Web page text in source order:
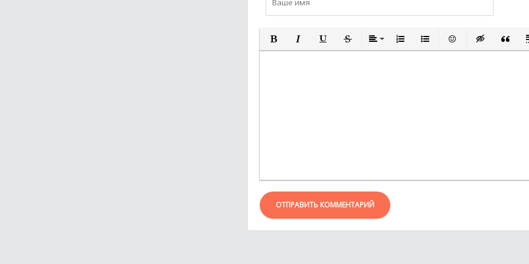
ПОЛУЖИРНЫЙ
КУРСИВПОДЧЕРКНУТЫЙ
ЗАЧЕРКНУТЫЙВЫРАВНИВАНИЕ
НУМЕРОВАННЫЙ СПИСОК
МАРКИРОВАННЫЙ
ВСТАВИТЬВСТАВКА
ОТПРАВИТЬ КОММЕНТАРИЙ